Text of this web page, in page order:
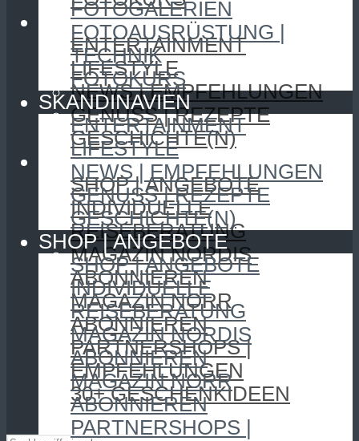
SKANDINAVIEN
ENTERTAINMENT
LIFESTYLE
NEWS | EMPFEHLUNGEN
GENUSS | REZEPTE
GESCHICHTE(N)
SHOP | ANGEBOTE
SHOP | ANGEBOTE
INDIVIDUELLE
REISEBERATUNG
MAGAZIN NORDIS
ABONNIEREN
MAGAZIN NORR
ABONNIEREN
PARTNERSHOPS |
EMPFEHLUNGEN
30+ GESCHENKIDEEN
FOTOGALERIEN
FOTOAUSRÜSTUNG |
TECHNIK
FOTOKURS
SKANDINAVIEN
ENTERTAINMENT
LIFESTYLE
NEWS | EMPFEHLUNGEN
GENUSS | REZEPTE
GESCHICHTE(N)
SHOP | ANGEBOTE
SHOP | ANGEBOTE
INDIVIDUELLE
REISEBERATUNG
MAGAZIN NORDIS
ABONNIEREN
MAGAZIN NORR
ABONNIEREN
PARTNERSHOPS |